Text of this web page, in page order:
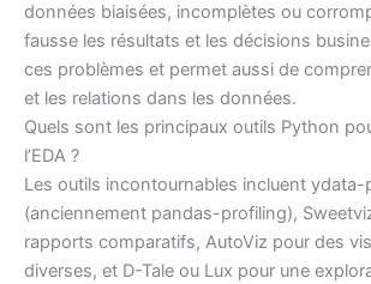
données biaisées, incomplètes ou
fausse les résultats et les décisions
ces problèmes et permet aussi de
et les relations dans les données.
Quels sont les principaux outils Python
l’EDA ?
Les outils incontournables incluent ydata-
(anciennement pandas-profiling),
rapports comparatifs, AutoViz pour des
diverses, et D-Tale ou Lux pour une